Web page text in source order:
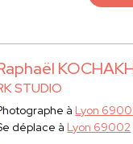
STUDIO
à Lyon
déplace à Lyon 69002